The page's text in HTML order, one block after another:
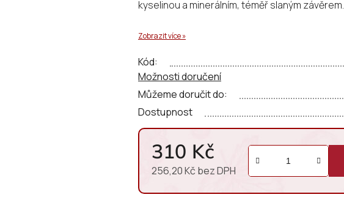
kyselinou a minerálním, téměř slaným závěrem.
Zobrazit více »
Dostupnost
Můžeme doručit do:
Možnosti doručení
Kód:
310 Kč
256,20 Kč bez DPH
Měrná cena: